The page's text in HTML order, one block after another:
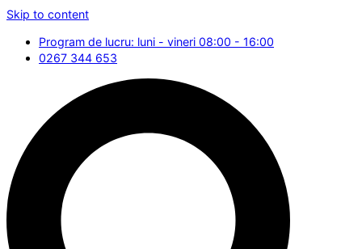
Skip to content
Program de lucru: luni - vineri 08:00 - 16:00
0267 344 653